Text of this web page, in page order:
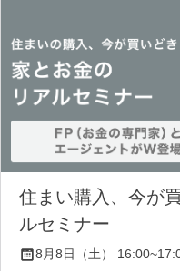
住まい購入、今が
ルセミナー
8月8日（土）